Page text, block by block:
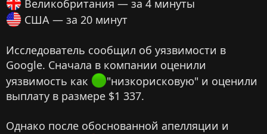
Великобритания — за 4 минуты
США — за 20 минут
Исследователь сообщил об уязвимости в
Google. Сначала в компании оценили
уязвимость как
"низкорисковую" и оценили
выплату в размере $1 337.
Однако после обоснованной апелляции и